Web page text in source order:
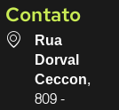
Contato
Rua
Dorval
Ceccon,
809 -